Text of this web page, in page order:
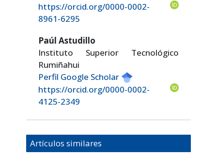
https://orcid.org/0000-0002-
8961-6295
Paúl Astudillo
Instituto Superior Tecnológico
Rumiñahui
Perfil Google Scholar
https://orcid.org/0000-0002-
4125-2349
Artículos similares